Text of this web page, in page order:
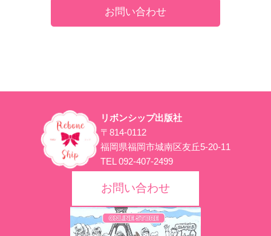
お問い合わせ
リボンシップ出版社
〒814-0112
福岡県福岡市城南区友丘5-20-11
TEL 092-407-2499
お問い合わせ